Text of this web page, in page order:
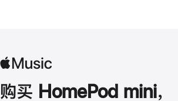
购买 HomePod mini，